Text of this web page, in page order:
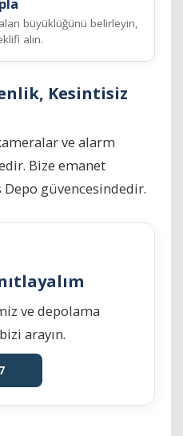
büyüklüğünü belirleyin,
alın.
Kesintisiz
ve alarm
Bize emanet
güvencesindedir.
ve depolama
arayın.